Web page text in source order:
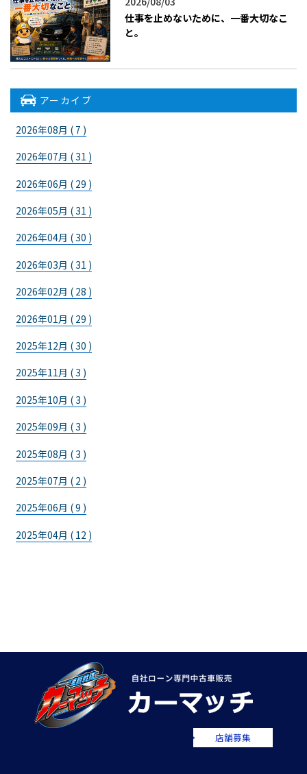
仕事を止めないために、一番大切なこ
と。
アーカイブ
2026年08月 ( 7 )
2026年07月 ( 31 )
2026年06月 ( 29 )
2026年05月 ( 31 )
2026年04月 ( 30 )
2026年03月 ( 31 )
2026年02月 ( 28 )
2026年01月 ( 29 )
2025年12月 ( 30 )
2025年11月 ( 3 )
2025年10月 ( 3 )
2025年09月 ( 3 )
2025年08月 ( 3 )
2025年07月 ( 2 )
2025年06月 ( 9 )
2025年04月 ( 12 )
店舗募集